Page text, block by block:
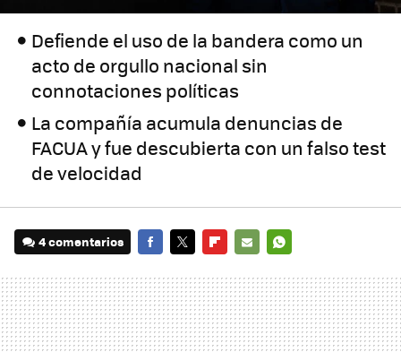
Defiende el uso de la bandera como un
acto de orgullo nacional sin
connotaciones políticas
La compañía acumula denuncias de
FACUA y fue descubierta con un falso test
de velocidad
4 comentarios
MAIL